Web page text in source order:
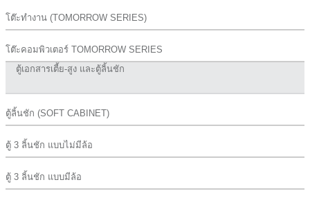
โต๊ะทำงาน (TOMORROW SERIES)
โต๊ะคอมพิวเตอร์ TOMORROW SERIES
ตู้เอกสารเตี้ย-สูง และตู้ลิ้นชัก
ตู้ลิ้นชัก (SOFT CABINET)
ตู้ 3 ลิ้นชัก แบบไม่มีล้อ
ตู้ 3 ลิ้นชัก แบบมีล้อ